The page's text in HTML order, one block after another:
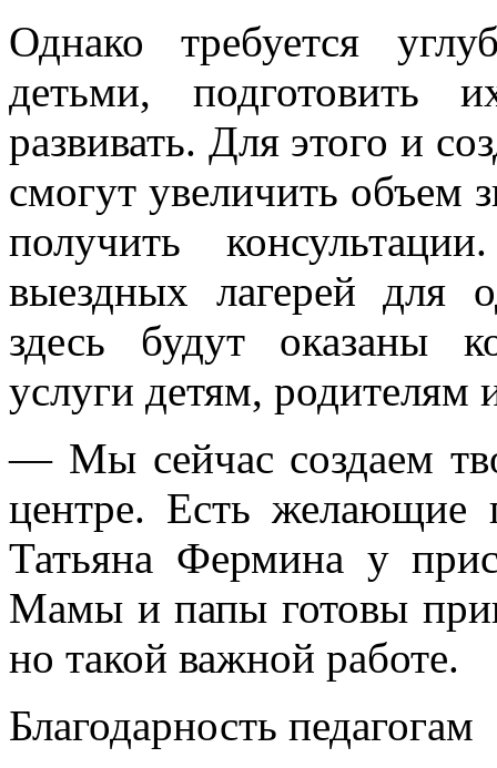
Однако требуется
детьми, подготовить
развивать. Для этого и
смогут увеличить
получить
выездных лагерей для
здесь будут оказаны
услуги детям, родителям
— Мы сейчас создаем
центре. Есть желающие
Татьяна Фермина у
Мамы и папы готовы
но такой важной работе.
Благодарность педагогам